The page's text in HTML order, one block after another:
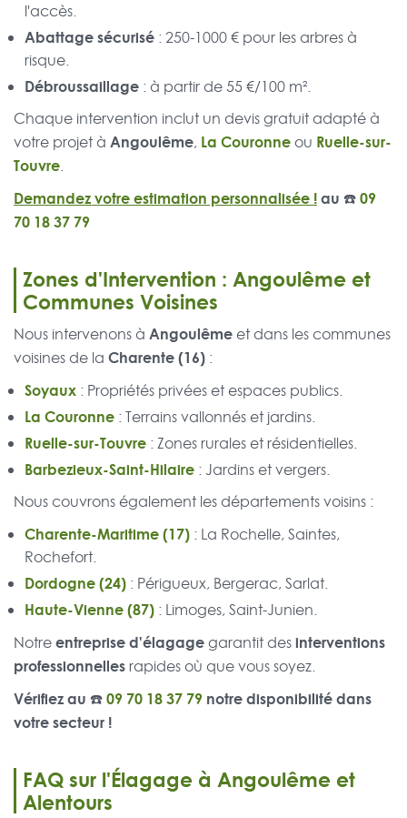
l'accès.
Abattage sécurisé : 250-1000 € pour les arbres à
risque.
Débroussaillage : à partir de 55 €/100 m².
Chaque intervention inclut un devis gratuit adapté à
votre projet à Angoulême, La Couronneou Ruelle-sur-
Touvre.
Demandez votre estimation personnalisée !au ☎️09
70 18 37 79
Zones d'Intervention : Angoulême et
Communes Voisines
Nous intervenons à Angoulême et dans les communes
voisines de la Charente (16) :
Soyaux : Propriétés privées et espaces publics.
La Couronne : Terrains vallonnés et jardins.
Ruelle-sur-Touvre : Zones rurales et résidentielles.
Barbezieux-Saint-Hilaire : Jardins et vergers.
Nous couvrons également les départements voisins :
Charente-Maritime (17) : La Rochelle, Saintes,
Rochefort.
Dordogne (24) : Périgueux, Bergerac, Sarlat.
Haute-Vienne (87) : Limoges, Saint-Junien.
Notreentreprise d'élagagegarantit desinterventions
professionnellesrapides où que vous soyez.
Vérifiez au ☎️09 70 18 37 79 notre disponibilité dans
votre secteur !
FAQ sur l'Élagage à Angoulême et
Alentours